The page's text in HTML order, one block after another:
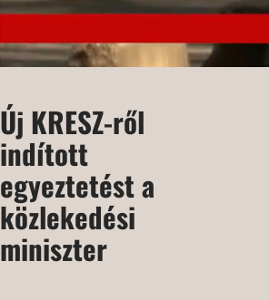
Új KRESZ-ről
indított
egyeztetést a
közlekedési
miniszter